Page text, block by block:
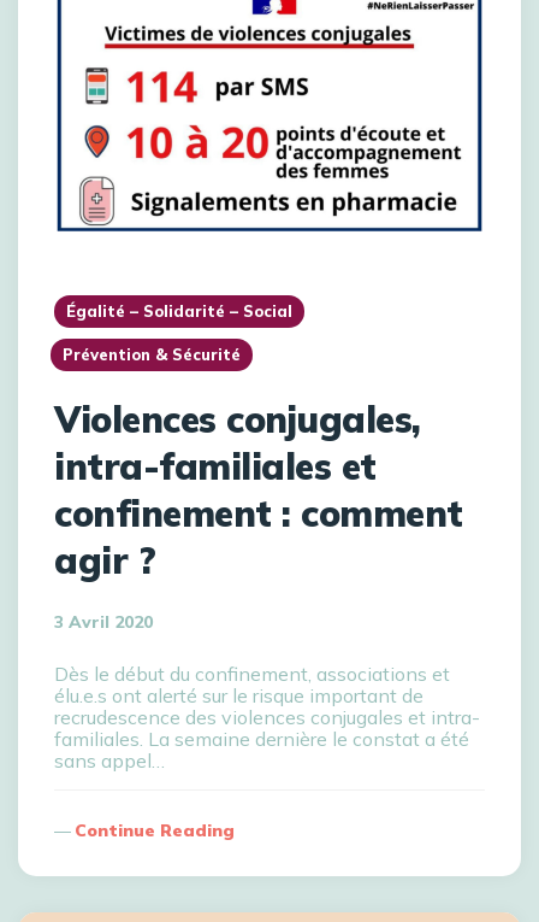
Égalité – Solidarité – Social
Prévention & Sécurité
Violences conjugales,
intra-familiales et
confinement : comment
agir ?
3 Avril 2020
Dès le début du confinement, associations et
élu.e.s ont alerté sur le risque important de
recrudescence des violences conjugales et intra-
familiales. La semaine dernière le constat a été
sans appel…
Continue Reading